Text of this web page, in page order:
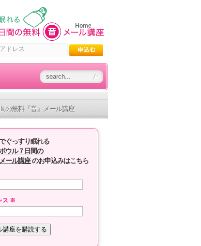
Home
の無料『音』メール講座
ぐっすり眠れる
ウル７日間の
ール講座のお申込みはこちら
ス ※